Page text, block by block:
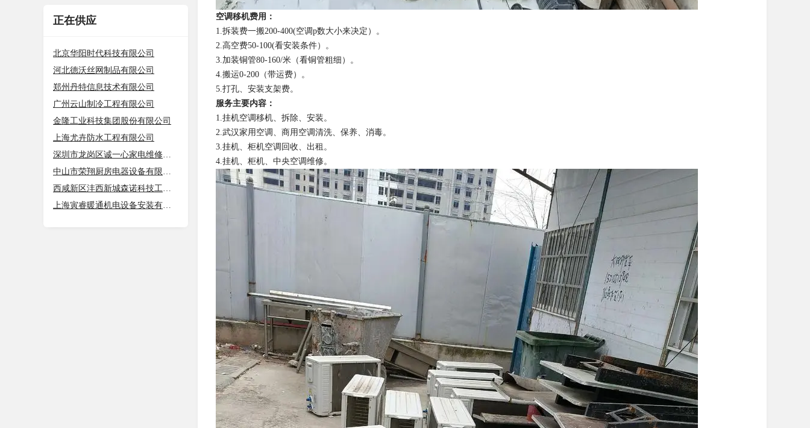
正在供应
北京华阳时代科技有限公司
河北德沃丝网制品有限公司
郑州丹特信息技术有限公司
广州云山制冷工程有限公司
金隆工业科技集团股份有限公司
上海尤卉防水工程有限公司
深圳市龙岗区诚一心家电维修店（个体
中山市荣翔厨房电器设备有限公司
西咸新区沣西新城森诺科技工作室
上海寅睿暖通机电设备安装有限公司
空调移机费用：
1.拆装费一搬200-400(空调p数大小来决定）。
2.高空费50-100(看安装条件）。
3.加装铜管80-160/米（看铜管粗细）。
4.搬运0-200（带运费）。
5.打孔、安装支架费。
服务主要内容：
1.挂机空调移机、拆除、安装。
2.武汉家用空调、商用空调清洗、保养、消毒。
3.挂机、柜机空调回收、出租。
4.挂机、柜机、中央空调维修。